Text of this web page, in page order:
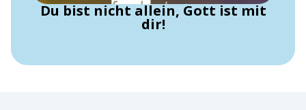
Du bist nicht allein, Gott ist mit
dir!